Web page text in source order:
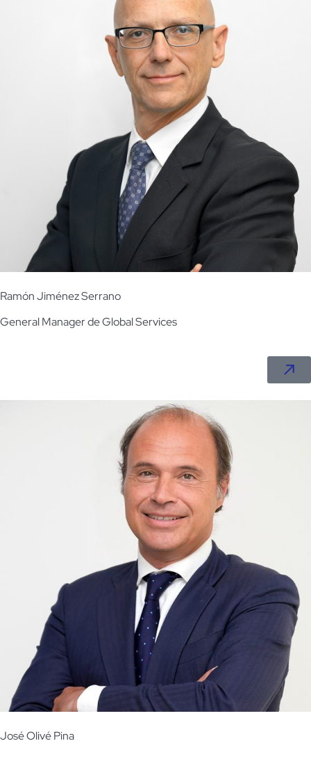
Ramón Jiménez Serrano
General Manager de Global Services
José Olivé Pina